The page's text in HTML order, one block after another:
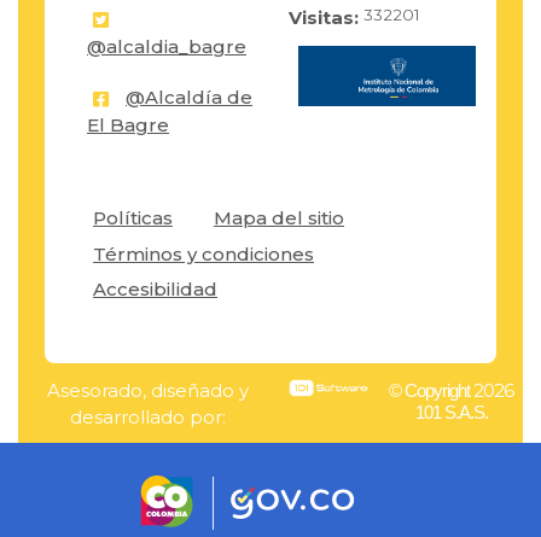
@alcaldia_bagre
@Alcaldía de
El Bagre
Visitas: 332201
Políticas
Mapa del sitio
Términos y condiciones
Accesibilidad
Asesorado, diseñado y
desarrollado por:
© Copyright2026
101 S.A.S.